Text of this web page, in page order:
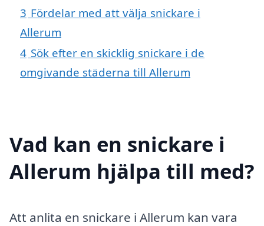
3 Fördelar med att välja snickare i
Allerum
4 Sök efter en skicklig snickare i de
omgivande städerna till Allerum
Vad kan en snickare i
Allerum hjälpa till med?
Att anlita en snickare i Allerum kan vara